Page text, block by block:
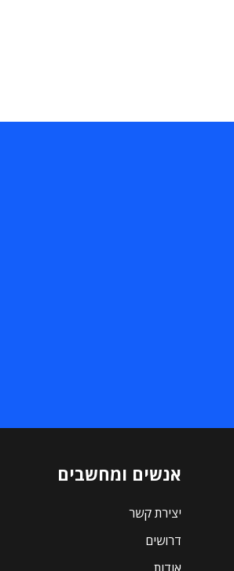
אנשים ומחשבים
יצירת קשר
דרושים